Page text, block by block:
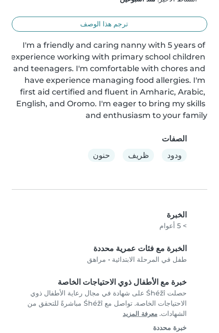
ترجم هذا الوصف
I'm a friendly and caring nanny with 5 years of
experience working with primary school children
and teenagers. I'm comfortable with chores and
have experience managing food allergies. I'm
first aid certified and fluent in Amharic, Arabic,
English, and Oromo. I'm eager to bring my skills
and enthusiasm to your family
الصفات
ودود
ظريف حنون
الخبرة
> 5 أعوام
الخبرة مع فئات عمرية محددة
طفل في المرحلة الابتدائية • مراهق
خبرة مع الأطفال ذوي الاحتياجات الخاصة
حصلت Śhéžî على شهادة في مجال رعاية الأطفال ذوي
الاحتياجات الخاصة. تواصل مع Śhéžî مباشرةً للتحقق من
الشهادات. معرفة المزيد
خبرة محددة